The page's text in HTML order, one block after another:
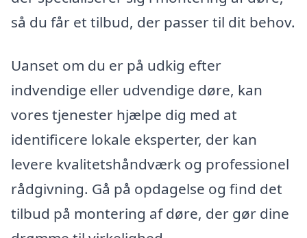
så du får et tilbud, der passer til dit behov.
Uanset om du er på udkig efter
indvendige eller udvendige døre, kan
vores tjenester hjælpe dig med at
identificere lokale eksperter, der kan
levere kvalitetshåndværk og professionel
rådgivning. Gå på opdagelse og find det
tilbud på montering af døre, der gør dine